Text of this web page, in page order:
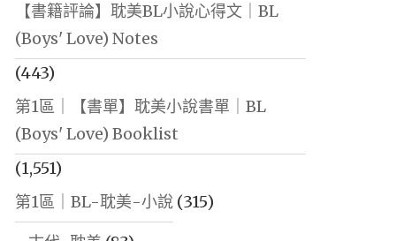
【書籍評論】耽美BL小說心得文｜BL
(Boys' Love) Notes
(443)
第1區｜【書單】耽美小說書單｜BL
(Boys' Love) Booklist
(1,551)
第1區｜BL-耽美-小說(315)